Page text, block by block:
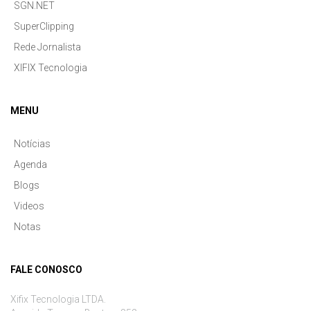
SGN.NET
SuperClipping
Rede Jornalista
XIFIX Tecnologia
MENU
Notícias
Agenda
Blogs
Videos
Notas
FALE CONOSCO
Xifix Tecnologia LTDA.